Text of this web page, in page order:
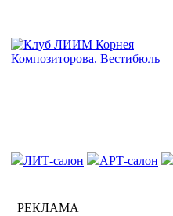
ЛИТ-салон АРТ-салон
РЕКЛАМА